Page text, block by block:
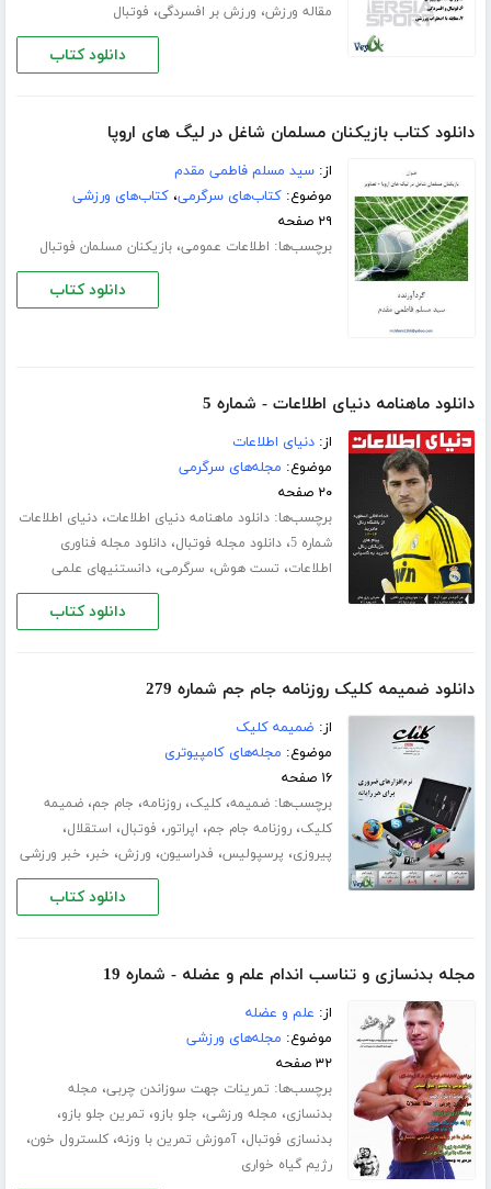
مقاله ورزش، ورزش بر افسردگی، فوتبال
دانلود کتاب
دانلود کتاب بازیکنان مسلمان شاغل در لیگ های اروپا
از:سید مسلم فاطمی مقدم
موضوع:کتاب‌های سرگرمی،کتاب‌های ورزشی
۲۹ صفحه
برچسب‌ها: اطلاعات عمومی،بازیکنان مسلمان فوتبال
دانلود کتاب
دانلود ماهنامه دنیای اطلاعات - شماره 5
از:دنیای اطلاعات
موضوع: مجله‌های سرگرمی
۲۰ صفحه
برچسب‌ها:دانلود ماهنامه دنیای اطلاعات،دنیای اطلاعات
شماره 5 ،دانلود مجله فوتبال،دانلود مجله فناوری
اطلاعات، تست هوش، سرگرمی،دانستنیهای علمی
دانلود کتاب
دانلود ضمیمه کلیک روزنامه جام جم شماره 279
از: ضمیمه کلیک
موضوع: مجله‌های کامپیوتری
۱۶ صفحه
برچسب‌ها:ضمیمه،کلیک،روزنامه، جام جم،ضمیمه
کلیک،روزنامه جام جم، اپراتور، فوتبال، استقلال،
پیروزی، پرسپولیس، فدراسیون، ورزش، خبر، خبر ورزشی
دانلود کتاب
مجله بدنسازی و تناسب اندام علم و عضله - شماره 19
از: علم و عضله
موضوع: مجله‌های ورزشی
۳۲ صفحه
برچسب‌ها: تمرینات جهت سوزاندن چربی، مجله
بدنسازی، مجله ورزشی، جلو بازو، تمرین جلو بازو،
بدنسازی فوتبال،آموزش تمرین با وزنه،کلسترول خون،
رژیم گیاه خواری